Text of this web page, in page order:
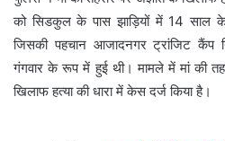
को सिडकुल के पास झाड़ियों में 14 साल
जिसकी पहचान आजादनगर ट्रांजिट कैंप
गंगवार के रूप में हुई थी। मामले में मां की
खिलाफ हत्या की धारा में केस दर्ज किया है।